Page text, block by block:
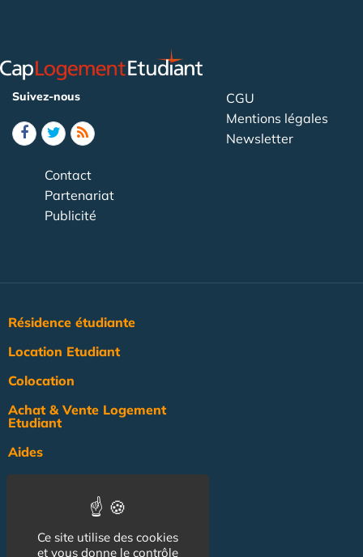
Suivez-nous
CGU
Mentions légales
Newsletter
Contact
Partenariat
Publicité
Résidence étudiante
Location Etudiant
Colocation
Achat & Vente Logement
Etudiant
Aides
Ce site utilise des cookies
et vous donne le contrôle